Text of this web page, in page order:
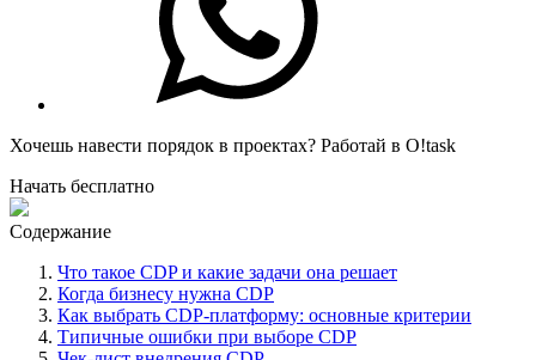
Хочешь навести порядок в проектах? Работай в O!task
Начать бесплатно
Содержание
Что такое CDP и какие задачи она решает
Когда бизнесу нужна CDP
Как выбрать CDP-платформу: основные критерии
Типичные ошибки при выборе CDP